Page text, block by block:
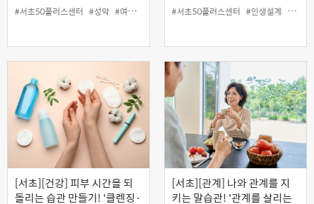
#서초50플러스센터 #성악 #여가 #인생설계사기 피해예방' (오프라인)
#서초50플러스센터 #인생설계 #재무
[서초][건강] 피부 시간을 되
돌리는 습관 만들기! '클렌징·
[서초][관계] 나와 관계를 지
키는 말습관! '관계를 살리는